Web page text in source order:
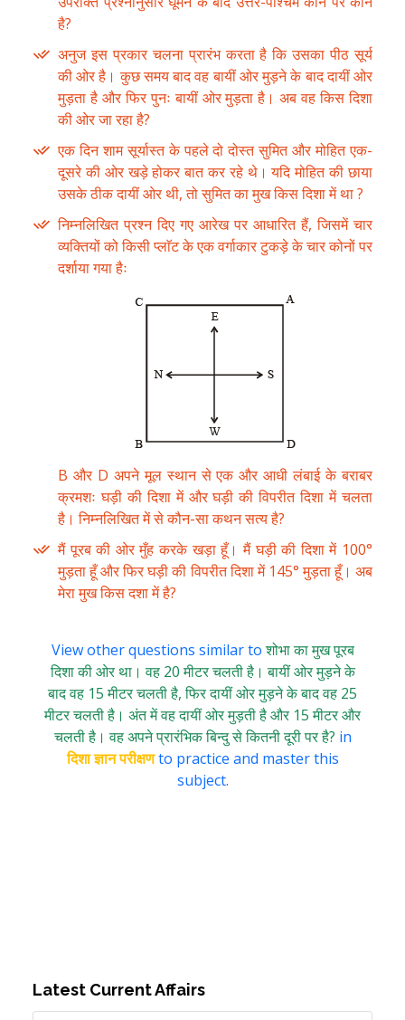
है?
अनुज इस प्रकार चलना प्रारंभ करता है कि उसका पीठ सूर्य
की ओर है। कुछ समय बाद वह बायीं ओर मुड़ने के बाद दायीं ओर
मुड़ता है और फिर पुनः बायीं ओर मुड़ता है। अब वह किस दिशा
की ओर जा रहा है?
एक दिन शाम सूर्यास्त के पहले दो दोस्त सुमित और मोहित एक-
दूसरे की ओर खड़े होकर बात कर रहे थे। यदि मोहित की छाया
उसके ठीक दायीं ओर थी, तो सुमित का मुख किस दिशा में था ?
निम्नलिखित प्रश्न दिए गए आरेख पर आधारित हैं, जिसमें चार
व्यक्तियों को किसी प्लाॅट के एक वर्गाकार टुकड़े के चार कोनों पर
दर्शाया गया हैः
B और D अपने मूल स्थान से एक और आधी लंबाई के बराबर
क्रमशः घड़ी की दिशा में और घड़ी की विपरीत दिशा में चलता
है। निम्नलिखित में से कौन-सा कथन सत्य है?
मैं पूरब की ओर मुँह करके खड़ा हूँ। मैं घड़ी की दिशा में 100°
मुड़ता हूँ और फिर घड़ी की विपरीत दिशा में 145° मुड़ता हूँ। अब
मेरा मुख किस दशा में है?
View other questions similar toशोभा का मुख पूरब
दिशा की ओर था। वह 20 मीटर चलती है। बायीं ओर मुड़ने के
बाद वह 15 मीटर चलती है, फिर दायीं ओर मुड़ने के बाद वह 25
मीटर चलती है। अंत में वह दायीं ओर मुड़ती है और 15 मीटर और
चलती है। वह अपने प्रारंभिक बिन्दु से कितनी दूरी पर है? in
दिशा ज्ञान परीक्षणto practice and master this
subject.
Latest Current Affairs